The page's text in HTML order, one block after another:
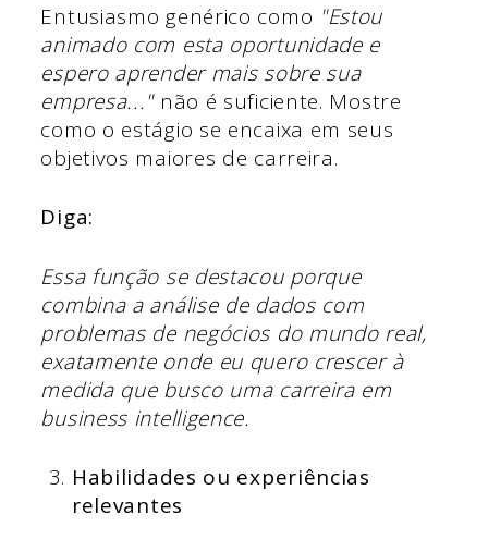
Entusiasmo genérico como "Estou
animado com esta oportunidade e
espero aprender mais sobre sua
empresa..."não é suficiente. Mostre
como o estágio se encaixa em seus
objetivos maiores de carreira.
Diga:
Essa função se destacou porque
combina a análise de dados com
problemas de negócios do mundo real,
exatamente onde eu quero crescer à
medida que busco uma carreira em
business intelligence.
Habilidades ou experiências
relevantes